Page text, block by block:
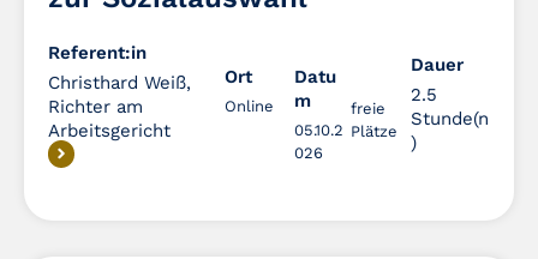
Referent:in
Christhard Weiß,
Richter am
Arbeitsgericht
Ort
Online
Datu
m
05.10.2
026
freie
Plätze
Dauer
2.5
Stunde(n
)